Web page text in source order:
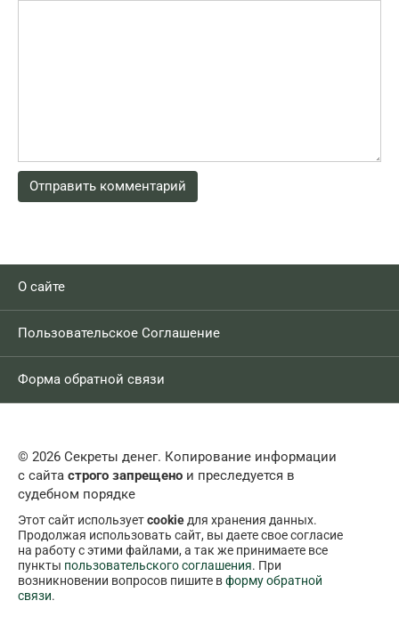
О сайте
Пользовательское Соглашение
Форма обратной связи
© 2026 Секреты денег. Копирование информации
с сайта строго запрещено и преследуется в
судебном порядке
Этот сайт используетcookieдля хранения данных.
Продолжая использовать сайт, вы даете свое согласие
на работу с этими файлами, а так же принимаете все
пункты пользовательского соглашения. При
возникновении вопросов пишите вформу обратной
связи.